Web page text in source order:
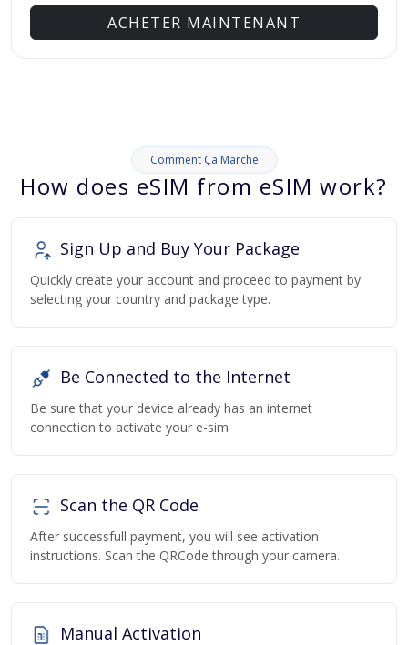
ACHETER MAINTENANT
Comment Ça Marche
How does eSIM from eSIM work?
Sign Up and Buy Your Package
Quickly create your account and proceed to payment by
selecting your country and package type.
Be Connected to the Internet
Be sure that your device already has an internet
connection to activate your e-sim
Scan the QR Code
After successfull payment, you will see activation
instructions. Scan the QRCode through your camera.
Manual Activation